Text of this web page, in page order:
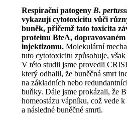
Respirační patogeny B.
vykazují cytotoxicitu vůči
buněk, přičemž tato toxicita
proteinu BteA, dopravovaném
injektizomu.Molekulární
tuto cytotoxicitu způsobuje, však
V této studii jsme provedli
který odhalil, že buněčná smrt
na základních nebo
buňky. Dále jsme prokázali, že
homeostázu vápníku, což vede
a následné buněčné smrti.